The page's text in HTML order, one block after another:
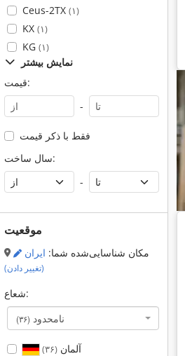
Ceus-2TX (۱)
KX (۱)
KG (۱)
نمایش بیشتر
قیمت:
-
فقط با ذکر قیمت
سال ساخت:
-
موقعیت
مکان شناسایی‌شده شما: ایران
(تغییر دادن)
شعاع:
نامحدود (۳۶)
آلمان(۳۶)